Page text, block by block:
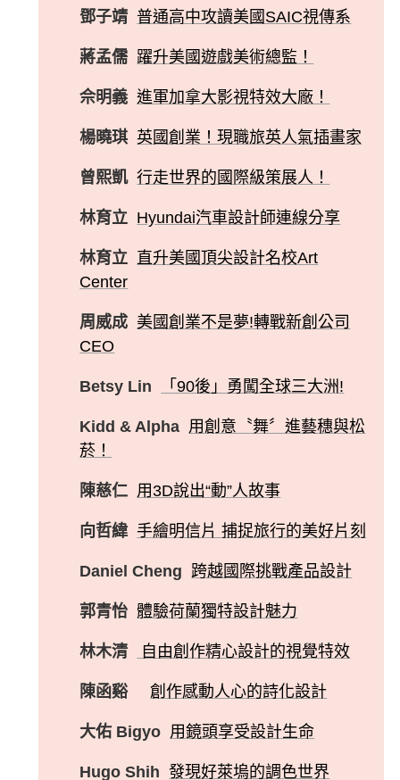
鄧子靖 普通高中攻讀美國SAIC視傳系
蔣孟儒 躍升美國遊戲美術總監！
佘明義 進軍加拿大影視特效大廠！
楊曉琪 英國創業！現職旅英人氣插畫家
曾熙凱 行走世界的國際級策展人！
林育立 Hyundai汽車設計師連線分享
林育立 直升美國頂尖設計名校Art
Center
周威成 美國創業不是夢!轉戰新創公司
CEO
Betsy Lin 「90後」勇闖全球三大洲!
Kidd & Alpha 用創意〝舞〞進藝穗與松
菸！
陳慈仁 用3D說出“動”人故事
向哲緯 手繪明信片 捕捉旅行的美好片刻
Daniel Cheng 跨越國際挑戰產品設計
郭青怡 體驗荷蘭獨特設計魅力
林木清 自由創作精心設計的視覺特效
陳函谿 創作感動人心的詩化設計
大佑 Bigyo 用鏡頭享受設計生命
Hugo Shih 發現好萊塢的調色世界